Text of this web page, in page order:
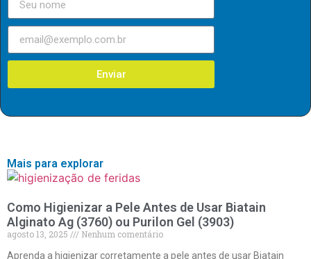
Enviar
Mais para explorar
Como Higienizar a Pele Antes de Usar Biatain
Alginato Ag (3760) ou Purilon Gel (3903)
agosto 13, 2025
Nenhum comentário
Aprenda a higienizar corretamente a pele antes de usar Biatain